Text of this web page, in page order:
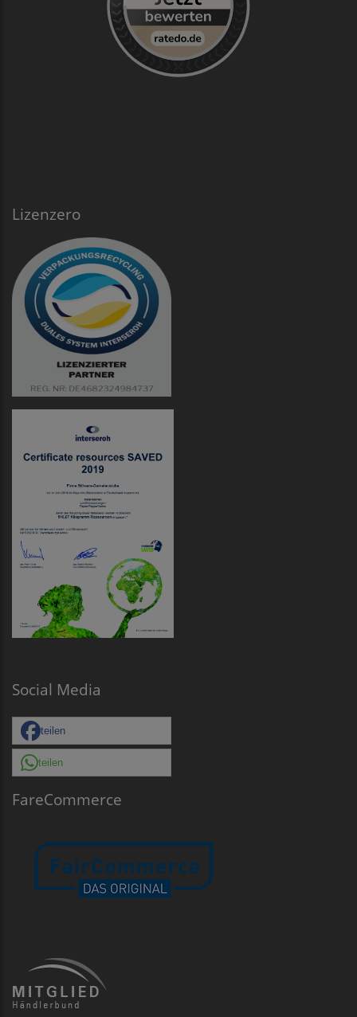
Lizenzero
Social Media
teilen
teilen
FareCommerce